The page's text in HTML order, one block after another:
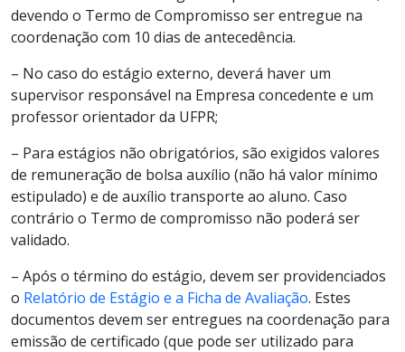
devendo o Termo de Compromisso ser entregue na
coordenação com 10 dias de antecedência.
– No caso do estágio externo, deverá haver um
supervisor responsável na Empresa concedente e um
professor orientador da UFPR;
– Para estágios não obrigatórios, são exigidos valores
de remuneração de bolsa auxílio (não há valor mínimo
estipulado) e de auxílio transporte ao aluno. Caso
contrário o Termo de compromisso não poderá ser
validado.
– Após o término do estágio, devem ser providenciados
o Relatório de Estágio e a Ficha de Avaliação. Estes
documentos devem ser entregues na coordenação para
emissão de certificado (que pode ser utilizado para